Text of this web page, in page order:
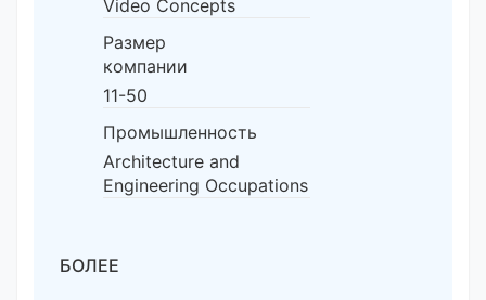
Video Concepts
Размер
компании
11-50
Промышленность
Architecture and
Engineering Occupations
БОЛЕЕ